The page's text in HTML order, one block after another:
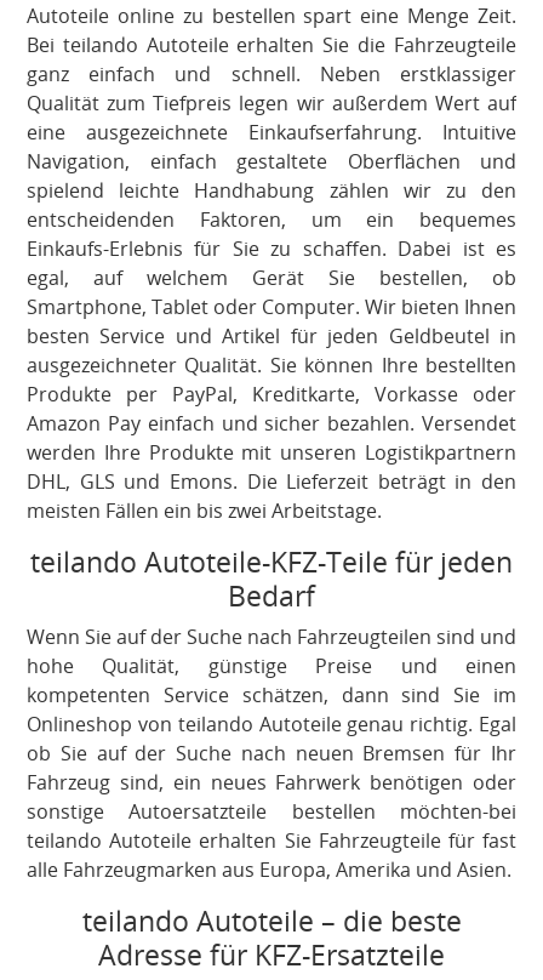
Autoteile online zu bestellen spart eine Menge Zeit.
Bei teilando Autoteile erhalten Sie die Fahrzeugteile
ganz einfach und schnell. Neben erstklassiger
Qualität zum Tiefpreis legen wir außerdem Wert auf
eine ausgezeichnete Einkaufserfahrung. Intuitive
Navigation, einfach gestaltete Oberflächen und
spielend leichte Handhabung zählen wir zu den
entscheidenden Faktoren, um ein bequemes
Einkaufs-Erlebnis für Sie zu schaffen. Dabei ist es
egal, auf welchem Gerät Sie bestellen, ob
Smartphone, Tablet oder Computer. Wir bieten Ihnen
besten Service und Artikel für jeden Geldbeutel in
ausgezeichneter Qualität. Sie können Ihre bestellten
Produkte per PayPal, Kreditkarte, Vorkasse oder
Amazon Pay einfach und sicher bezahlen. Versendet
werden Ihre Produkte mit unseren Logistikpartnern
DHL, GLS und Emons. Die Lieferzeit beträgt in den
meisten Fällen ein bis zwei Arbeitstage.
teilando Autoteile-KFZ-Teile für jeden
Bedarf
Wenn Sie auf der Suche nach Fahrzeugteilen sind und
hohe Qualität, günstige Preise und einen
kompetenten Service schätzen, dann sind Sie im
Onlineshop von teilando Autoteile genau richtig. Egal
ob Sie auf der Suche nach neuen Bremsen für Ihr
Fahrzeug sind, ein neues Fahrwerk benötigen oder
sonstige Autoersatzteile bestellen möchten-bei
teilando Autoteile erhalten Sie Fahrzeugteile für fast
alle Fahrzeugmarken aus Europa, Amerika und Asien.
teilando Autoteile – die beste
Adresse für KFZ-Ersatzteile